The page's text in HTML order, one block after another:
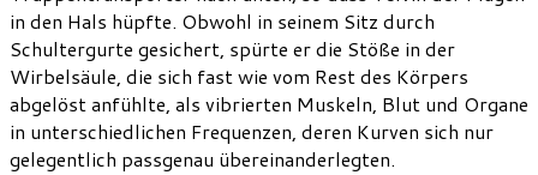
in den Hals hüpfte. Obwohl in seinem Sitz durch
Schultergurte gesichert, spürte er die Stöße in der
Wirbelsäule, die sich fast wie vom Rest des Körpers
abgelöst anfühlte, als vibrierten Muskeln, Blut und Organe
in unterschiedlichen Frequenzen, deren Kurven sich nur
gelegentlich passgenau übereinanderlegten.